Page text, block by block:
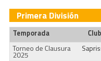
Primera División
Temporada
Club
Torneo de Clausura
2025